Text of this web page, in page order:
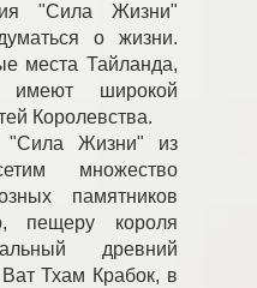
"Сила Жизни"
о жизни.
места Тайланда,
широкой
Королевства.
"Сила Жизни" из
множество
памятников
пещеру короля
древний
Тхам Крабок, в